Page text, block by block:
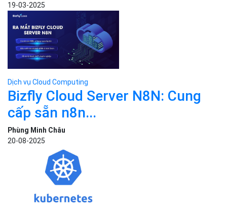
19-03-2025
Dịch vụ Cloud Computing
Bizfly Cloud Server N8N: Cung
cấp sẵn n8n...
Phùng Minh Châu
20-08-2025